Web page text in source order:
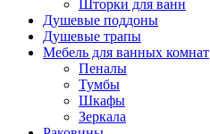
Шторки для ванн
Душевые поддоны
Душевые трапы
Мебель для ванных комнат
Пеналы
Тумбы
Шкафы
Зеркала